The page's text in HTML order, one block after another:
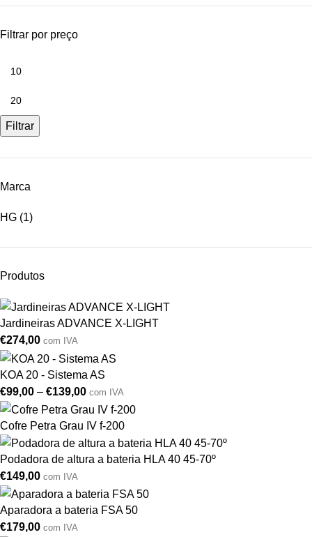
Filtrar por preço
Filtrar
Marca
HG (1)
Produtos
Jardineiras ADVANCE X-LIGHT
€274,00 com IVA
KOA 20 - Sistema AS
€99,00 – €139,00 com IVA
Cofre Petra Grau IV f-200
Podadora de altura a bateria HLA 40 45-70º
€149,00 com IVA
Aparadora a bateria FSA 50
€179,00 com IVA